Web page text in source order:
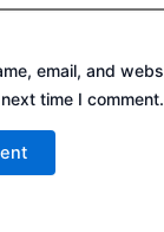
email, and
time I comment.